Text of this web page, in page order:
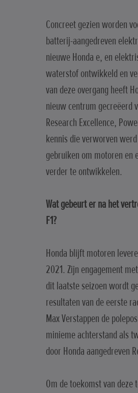
Concreet gezien worden
batterij-aangedreven
nieuwe Honda e, en
waterstof ontwikkeld en
van deze overgang heeft
nieuw centrum gecreëerd
Research Excellence,
kennis die verworven
gebruiken om motoren en
verder te ontwikkelen.
Wat gebeurt er na het
F1?
Honda blijft motoren
2021. Zijn engagement
dit laatste seizoen wordt
resultaten van de eerste
Max Verstappen de
minieme achterstand als
door Honda aangedreven
Om de toekomst van